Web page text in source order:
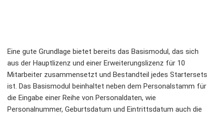
Eine gute Grundlage bietet bereits das Basismodul, das sich
aus der Hauptlizenz und einer Erweiterungslizenz für 10
Mitarbeiter zusammensetzt und Bestandteil jedes Startersets
ist. Das Basismodul beinhaltet neben dem Personalstamm für
die Eingabe einer Reihe von Personaldaten, wie
Personalnummer, Geburtsdatum und Eintrittsdatum auch die